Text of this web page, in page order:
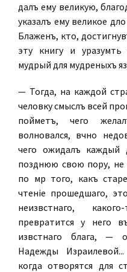
далъ ему великую,
указалъ ему великое
Блаженъ, кто,
эту книгу и
мудрый для мудреныхъ
— Тогда, на каждой
человѣку смыслъ всей
пойметъ, чего
волновался, вѣчно
чего ожидалъ
позднюю свою пору, не
по мѣрѣ того, какъ
чтеніе прошедшаго,
неизвѣстнаго,
превратится у него
извѣстнаго блага, —
Надежды
когда отворятся для